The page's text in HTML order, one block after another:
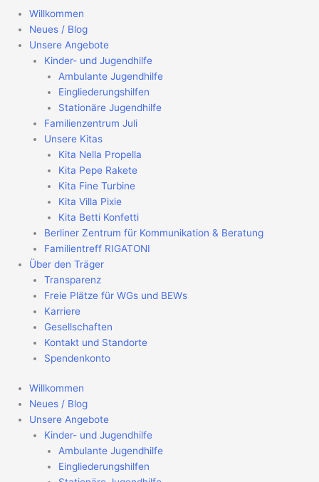
Willkommen
Neues / Blog
Unsere Angebote
Kinder- und Jugendhilfe
Ambulante Jugendhilfe
Eingliederungshilfen
Stationäre Jugendhilfe
Familienzentrum Juli
Unsere Kitas
Kita Nella Propella
Kita Pepe Rakete
Kita Fine Turbine
Kita Villa Pixie
Kita Betti Konfetti
Berliner Zentrum für Kommunikation & Beratung
Familientreff RIGATONI
Über den Träger
Transparenz
Freie Plätze für WGs und BEWs
Karriere
Gesellschaften
Kontakt und Standorte
Spendenkonto
Willkommen
Neues / Blog
Unsere Angebote
Kinder- und Jugendhilfe
Ambulante Jugendhilfe
Eingliederungshilfen